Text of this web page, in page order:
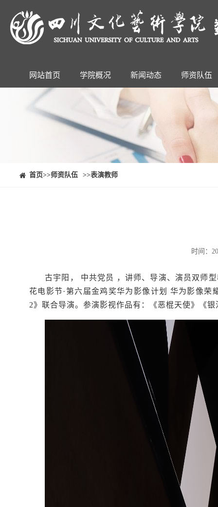
⠀⠀首页>>师资队伍 >>表演教师
时间：
古宇阳， 中共党员 ，讲师、导演、演员双师
花电影节·第六届金鸡奖华为影像计划 华为影像
2》联合导演。参演影视作品有：《恶棍天使》《
网站首页 学院概况 新闻动态 师资队伍